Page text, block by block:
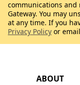
ABOUT
communications and
Gateway. You may
at any time. If you
Privacy Policy or